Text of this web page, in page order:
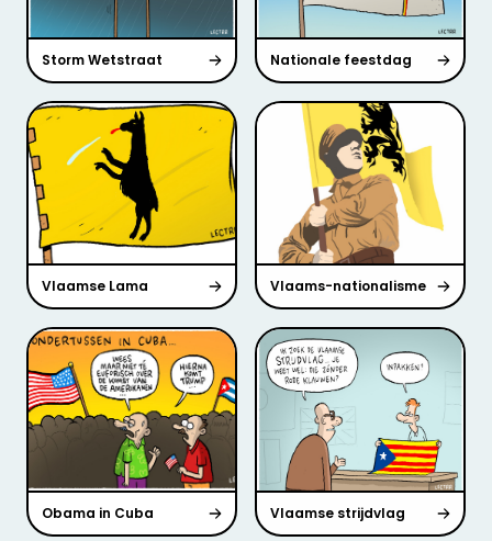
Storm Wetstraat Nationale feestdag
Vlaamse Lama Vlaams-nationalisme
Obama in Cuba Vlaamse strijdvlag